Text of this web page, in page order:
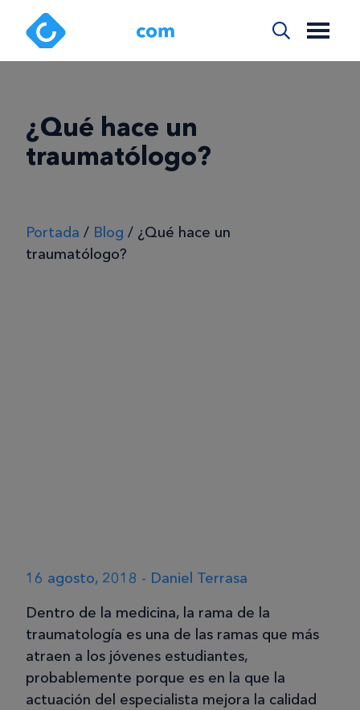
¿Qué hace un
traumatólogo?
Portada / Blog / ¿Qué hace un
traumatólogo?
16 agosto, 2018 - Daniel Terrasa
Dentro de la medicina, la rama de la
traumatología es una de las ramas que más
atraen a los jóvenes estudiantes,
probablemente porque es en la que la
actuación del especialista mejora la calidad